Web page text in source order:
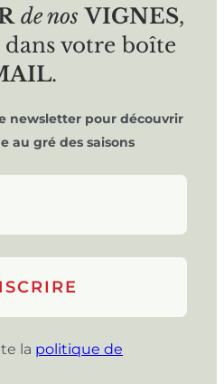
de nos VIGNES,
votre boîte
.
newsletter pour découvrir
au gré des saisons
la politique de